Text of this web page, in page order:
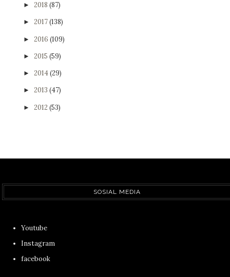
► 2018 (87)
► 2017(138)
► 2016 (109)
► 2015 (59)
► 2014(29)
► 2013 (47)
► 2012 (53)
SOSIAL MEDIA
Youtube
Instagram
facebook